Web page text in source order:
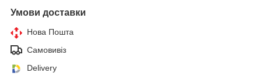
Умови доставки
Нова Пошта
Самовивіз
Delivery